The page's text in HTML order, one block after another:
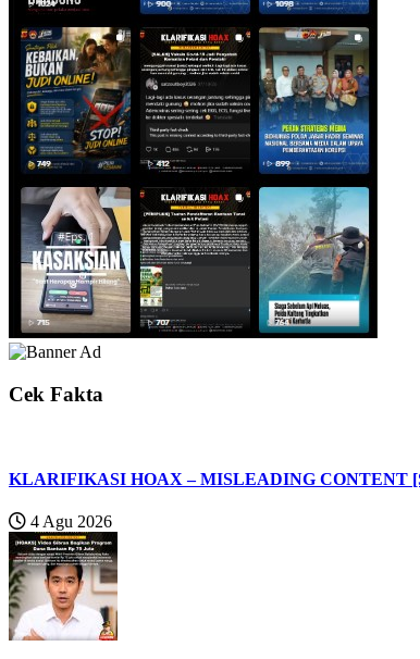
Cek Fakta
KLARIFIKASI HOAX – MISLEADING CONTENT
4 Agu 2026